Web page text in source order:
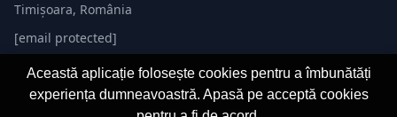
Timișoara, România
[email protected]
Această aplicație folosește cookies pentru a îmbunătăți
experiența dumneavoastră. Apasă pe acceptă cookies